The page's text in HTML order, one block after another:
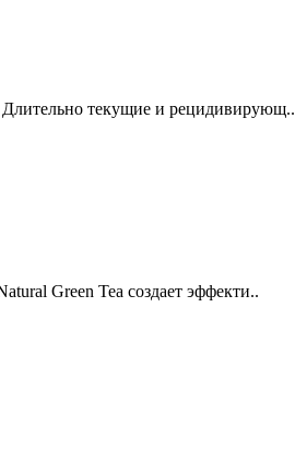
текущие и рецидивирующ..
Green Tea создает эффекти..